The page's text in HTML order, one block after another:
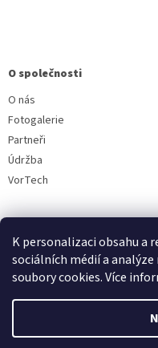
K personalizaci obsahu a
sociálních médií a
soubory cookies. Více
O společnosti
O nás
Fotogalerie
Partneři
Údržba
VorTech